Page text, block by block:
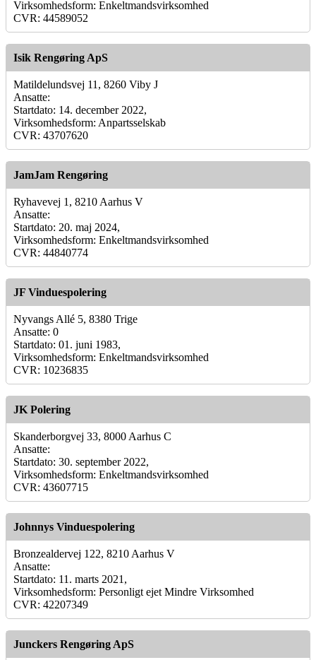
Virksomhedsform: Enkeltmandsvirksomhed
CVR: 44589052
Isik Rengøring ApS
Matildelundsvej 11, 8260 Viby J
Ansatte:
Startdato: 14. december 2022,
Virksomhedsform: Anpartsselskab
CVR: 43707620
JamJam Rengøring
Ryhavevej 1, 8210 Aarhus V
Ansatte:
Startdato: 20. maj 2024,
Virksomhedsform: Enkeltmandsvirksomhed
CVR: 44840774
JF Vinduespolering
Nyvangs Allé 5, 8380 Trige
Ansatte: 0
Startdato: 01. juni 1983,
Virksomhedsform: Enkeltmandsvirksomhed
CVR: 10236835
JK Polering
Skanderborgvej 33, 8000 Aarhus C
Ansatte:
Startdato: 30. september 2022,
Virksomhedsform: Enkeltmandsvirksomhed
CVR: 43607715
Johnnys Vinduespolering
Bronzealdervej 122, 8210 Aarhus V
Ansatte:
Startdato: 11. marts 2021,
Virksomhedsform: Personligt ejet Mindre Virksomhed
CVR: 42207349
Junckers Rengøring ApS